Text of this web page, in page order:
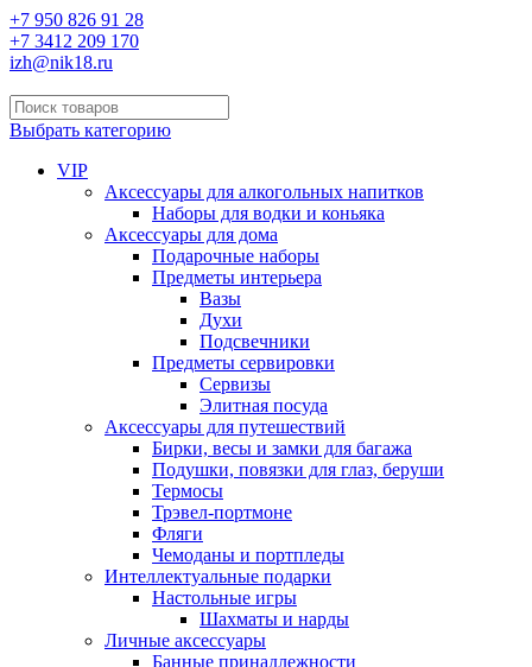
+7 950 826 91 28
+7 3412 209 170
izh@nik18.ru
Выбрать категорию
VIP
Аксессуары для алкогольных напитков
Наборы для водки и коньяка
Аксессуары для дома
Подарочные наборы
Предметы интерьера
Вазы
Духи
Подсвечники
Предметы сервировки
Сервизы
Элитная посуда
Аксессуары для путешествий
Бирки, весы и замки для багажа
Подушки, повязки для глаз, беруши
Термосы
Трэвел-портмоне
Фляги
Чемоданы и портпледы
Интеллектуальные подарки
Настольные игры
Шахматы и нарды
Личные аксессуары
Банные принадлежности